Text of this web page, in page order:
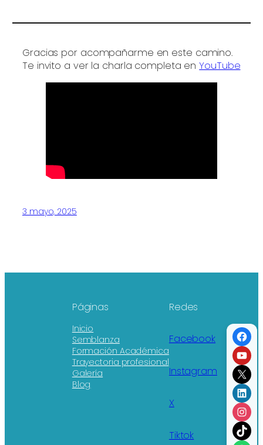
Gracias por acompañarme en este camino.
Te invito a ver la charla completa enYouTube
3 mayo, 2025
Páginas
Inicio
Semblanza
Formación Académica
Trayectoria profesional
Galería
Blog
Redes
Facebook
Instagram
X
Tiktok
X